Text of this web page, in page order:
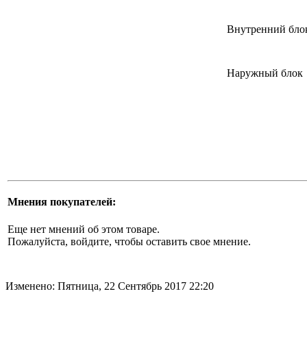
Внутренний
Наружный блок
Мнения покупателей:
Еще нет мнений об этом товаре.
Пожалуйста, войдите, чтобы оставить свое мнение.
Изменено: Пятница, 22 Сентябрь 2017 22:20